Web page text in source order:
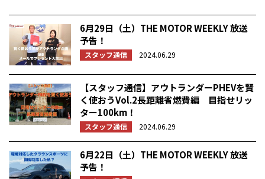
6月29日（土）THE MOTOR WEEKLY 放送
予告！
スタッフ通信 2024.06.29
【スタッフ通信】アウトランダーPHEVを賢
く使おうVol.2長距離省燃費編 目指せリッ
ター100km！
スタッフ通信 2024.06.29
6月22日（土）THE MOTOR WEEKLY 放送
予告！